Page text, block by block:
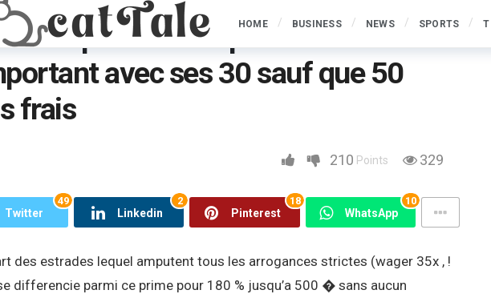
HOME BUSINESS NEWS SPORTS
plateforme permet une prime de passage comportant avec ses 30 sauf que 50 periodes sans frais
permet une prime de
avec ses 30 sauf que 50
frais
210 Points 329
Twitter
49
Linkedin
2
Pinterest
18
WhatsApp
10
des estrades lequel amputent tous les arrogances strictes (wager 35x , !
differencie parmi ce prime pour 180 % jusqu’a 500 � sans aucun